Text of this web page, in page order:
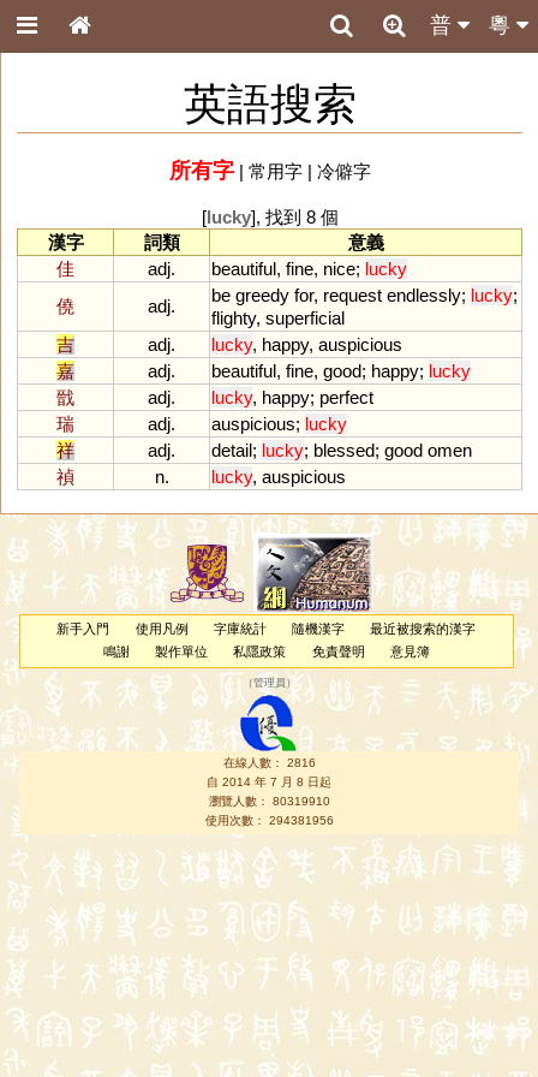
粵
普
英語搜索
所有字| 常用字| 冷僻字
[lucky], 找到 8 個
漢字
詞類
意義
佳
adj. beautiful, fine, nice; lucky
僥
adj.
be greedy for, request endlessly; lucky;
flighty, superficial
吉
adj. lucky, happy, auspicious
嘉
adj. beautiful, fine, good; happy; lucky
戩
adj. lucky, happy; perfect
瑞
adj. auspicious; lucky
祥
adj. detail; lucky; blessed; good omen
禎
n. lucky, auspicious
新手入門 使用凡例 字庫統計 隨機漢字
最近被搜索的漢字
鳴謝
製作單位 私隱政策 免責聲明 意見簿
（管理員 ）
在線人數： 2816
自 2014 年 7 月 8 日起
瀏覽人數： 80319910
使用次數： 294381956